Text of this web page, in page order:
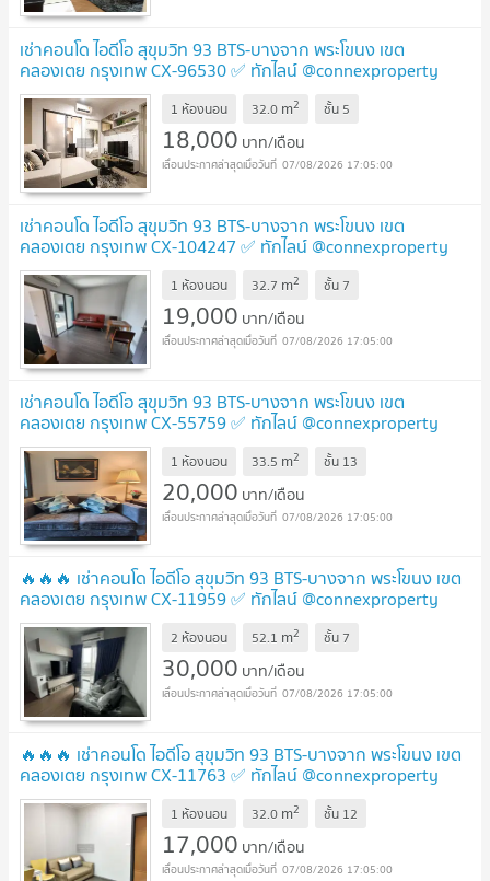
เช่าคอนโด ไอดีโอ สุขุมวิท 93 BTS-บางจาก พระโขนง เขต
คลองเตย กรุงเทพ CX-96530 ✅ ทักไลน์ @connexproperty
ตอบทันที ทีมงานมืออาชีพ ✅
1 ห้องนอน 32.0 m2 ชั้น 5
18,000 บาท/เดือน
07/08/2026 17:05:00
เช่าคอนโด ไอดีโอ สุขุมวิท 93 BTS-บางจาก พระโขนง เขต
คลองเตย กรุงเทพ CX-104247 ✅ ทักไลน์ @connexproperty
ตอบทันที ทีมงานมืออาชีพ ✅
1 ห้องนอน 32.7 m2 ชั้น 7
19,000 บาท/เดือน
07/08/2026 17:05:00
เช่าคอนโด ไอดีโอ สุขุมวิท 93 BTS-บางจาก พระโขนง เขต
คลองเตย กรุงเทพ CX-55759 ✅ ทักไลน์ @connexproperty
ตอบทันที ทีมงานมืออาชีพ ✅
1 ห้องนอน 33.5 m2 ชั้น 13
20,000 บาท/เดือน
07/08/2026 17:05:00
🔥🔥🔥 เช่าคอนโด ไอดีโอ สุขุมวิท 93 BTS-บางจาก พระโขนง เขต
คลองเตย กรุงเทพ CX-11959 ✅ ทักไลน์ @connexproperty
ตอบทันที ทีมงานมืออาชีพ ✅ 🔥🔥🔥
2 ห้องนอน 52.1 m2 ชั้น 7
30,000 บาท/เดือน
07/08/2026 17:05:00
🔥🔥🔥 เช่าคอนโด ไอดีโอ สุขุมวิท 93 BTS-บางจาก พระโขนง เขต
คลองเตย กรุงเทพ CX-11763 ✅ ทักไลน์ @connexproperty
ตอบทันที ทีมงานมืออาชีพ ✅ 🔥🔥🔥
1 ห้องนอน 32.0 m2 ชั้น 12
17,000 บาท/เดือน
07/08/2026 17:05:00